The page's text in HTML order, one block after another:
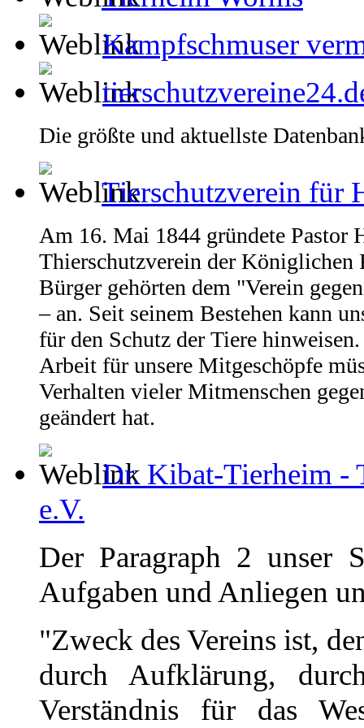
Kampfschmuser
Die größte und aktuellste
Tierschutzverein für
Am 16. Mai 1844 gründete Pastor
Thierschutzverein der Königlichen
Bürger gehörten dem "Verein
– an. Seit seinem Bestehen kann
für den Schutz der Tiere
Arbeit für unsere Mitgeschöpfe
Verhalten vieler Mitmenschen
geändert hat.
Dr. Kibat-Tierheim -
e.V.
Der Paragraph 2 unser
Aufgaben und Anliegen
"Zweck des Vereins ist,
durch Aufklärung,
Verständnis für das